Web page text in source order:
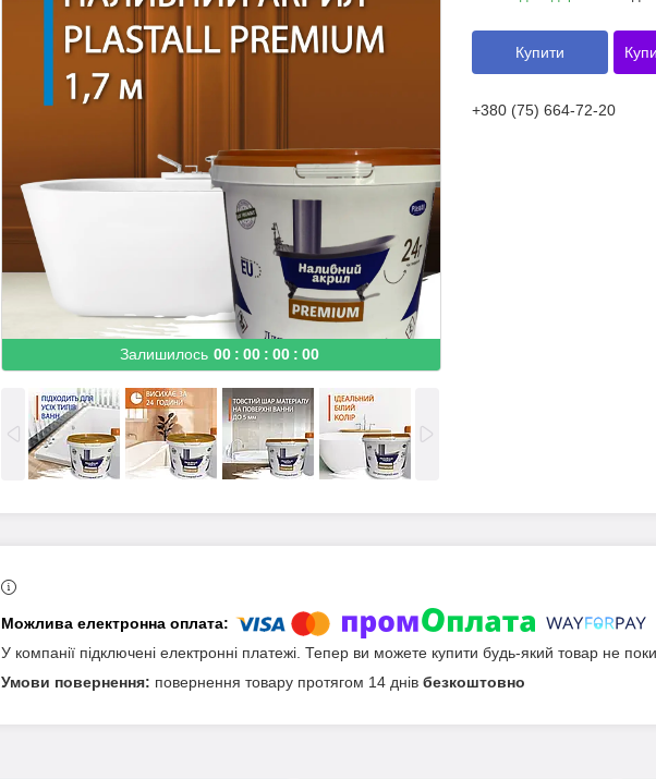
Залишилось 00 00 00 00
Купити
+380 (75) 664-72-20
У компанії підключені електронні платежі. Тепер ви можете купити будь-який товар не
повернення товару протягом 14 днів безкоштовно